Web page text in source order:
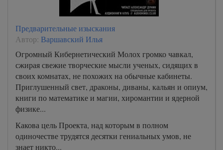
Предварительные изыскания
Автор: Варшавский Илья
Огромный Кибернетический Молох громко чавкал,
сжирая свежие творческие мысли ученых, сидящих в
своих комнатах, не похожих на обычные кабинеты.
Приглушенный свет, драконы, диваны, кальян и опиум,
книги по математике и магии, хиромантии и ядерной
физике...
Какова цель Проекта, над которым в полном
одиночестве трудятся десятки гениальных умов, не
знает никто...